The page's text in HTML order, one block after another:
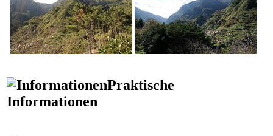
Praktische
Informationen